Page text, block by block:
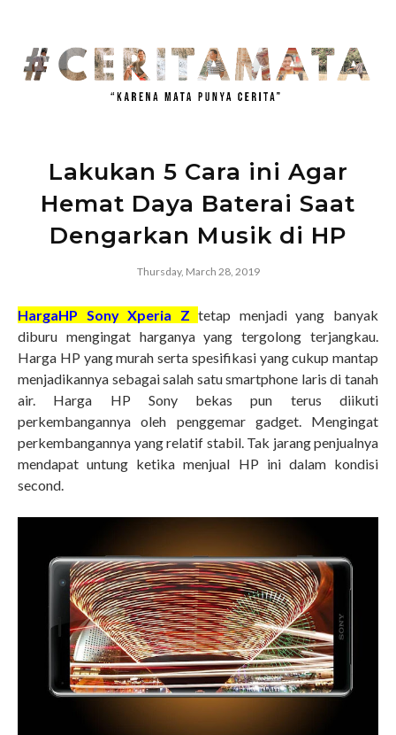
Lakukan 5 Cara ini Agar
Hemat Daya Baterai Saat
Dengarkan Musik di HP
Thursday, March 28, 2019
HargaHP Sony Xperia Z tetap menjadi yang banyak
diburu mengingat harganya yang tergolong terjangkau.
Harga HP yang murah serta spesifikasi yang cukup mantap
menjadikannya sebagai salah satu smartphone laris di tanah
air. Harga HP Sony bekas pun terus diikuti
perkembangannya oleh penggemar gadget. Mengingat
perkembangannya yang relatif stabil. Tak jarang penjualnya
mendapat untung ketika menjual HP ini dalam kondisi
second.